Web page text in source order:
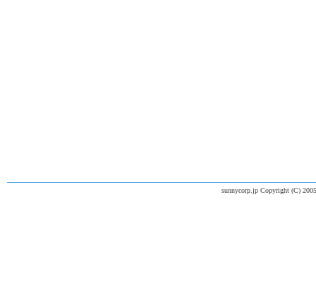
sunnycorp.jp Copyright (C)